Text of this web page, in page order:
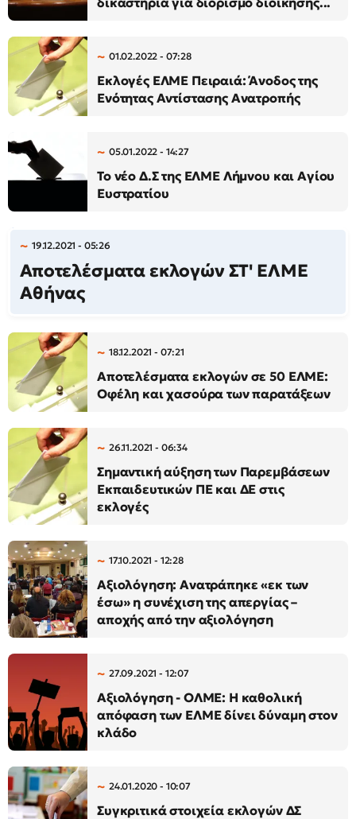
01.02.2022 - 07:28
Εκλογές ΕΛΜΕ Πειραιά: Άνοδος της
Ενότητας Αντίστασης Ανατροπής
05.01.2022 - 14:27
Το νέο Δ.Σ της ΕΛΜΕ Λήμνου και Αγίου
Ευστρατίου
19.12.2021 - 05:26
Αποτελέσματα εκλογών ΣΤ' ΕΛΜΕ
Αθήνας
18.12.2021 - 07:21
Αποτελέσματα εκλογών σε 50 ΕΛΜΕ:
Οφέλη και χασούρα των παρατάξεων
26.11.2021 - 06:34
Σημαντική αύξηση των Παρεμβάσεων
Εκπαιδευτικών ΠΕ και ΔΕ στις
εκλογές
17.10.2021 - 12:28
Αξιολόγηση: Ανατράπηκε «εκ των
έσω» η συνέχιση της απεργίας –
αποχής από την αξιολόγηση
27.09.2021 - 12:07
Αξιολόγηση - ΟΛΜΕ: Η καθολική
απόφαση των ΕΛΜΕ δίνει δύναμη στον
κλάδο
24.01.2020 - 10:07
Συγκριτικά στοιχεία εκλογών ΔΣ